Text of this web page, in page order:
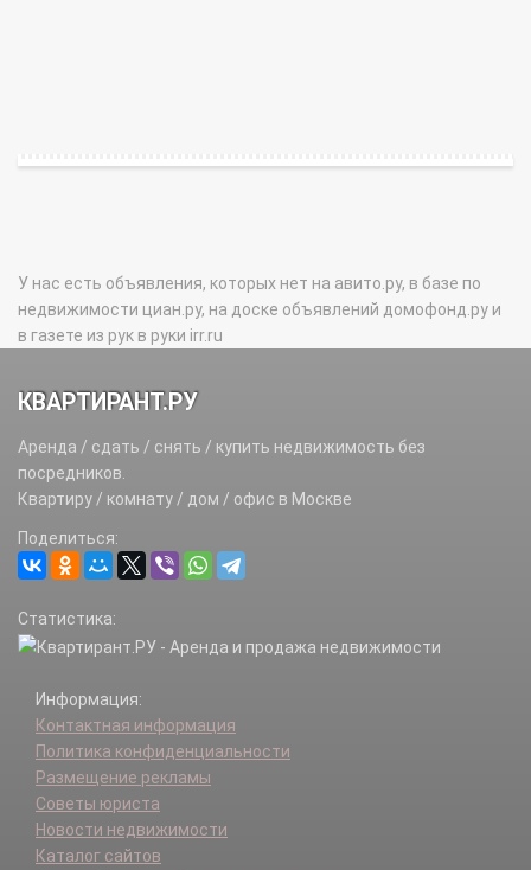
У нас есть объявления, которых нет на авито.ру, в базе по
недвижимости циан.ру, на доске объявлений домофонд.ру и
в газете из рук в руки irr.ru
КВАРТИРАНТ.РУ
Аренда / сдать / снять / купить недвижимость без
посредников.
Квартиру / комнату / дом / офис в Москве
Поделиться:
Статистика:
Информация:
Контактная информация
Политика конфиденциальности
Размещение рекламы
Советы юриста
Новости недвижимости
Каталог сайтов